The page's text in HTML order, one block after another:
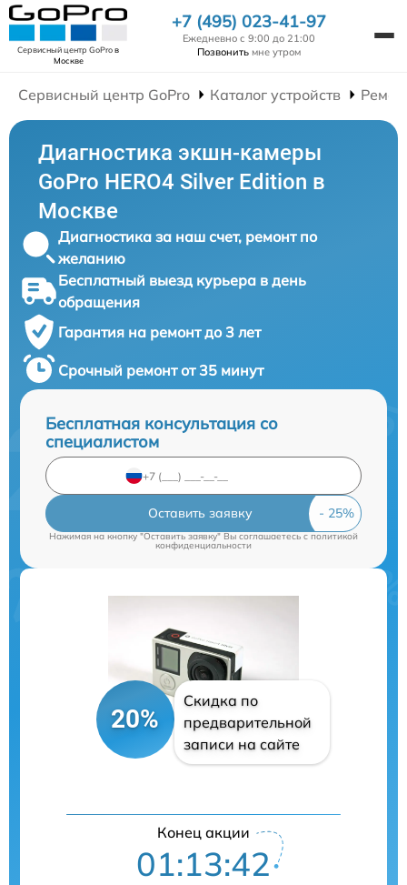
Сервисный центр GoProв
Москве
+7 (495) 023-41-97
Ежедневно с 9:00 до 21:00
Позвонить мне утром
Сервисный центр GoPro Каталог устройств
Диагностика экшн-камеры
GoPro HERO4 Silver Edition в
Москве
Диагностика за наш счет, ремонт по
желанию
Бесплатный выезд курьера в день
обращения
Гарантия на ремонт до 3 лет
Срочный ремонт от 35 минут
Бесплатная консультация со
специалистом
Оставить заявку
Нажимая на кнопку "Оставить заявку" Вы соглашаетесь c политикой
конфиденциальности
20%
Скидка по
предварительной
записи на сайте
Конец акции
01:13:42